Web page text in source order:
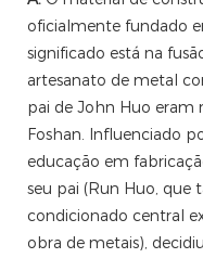
oficialmente fundado
significado está na
artesanato de metal
pai de John Huo eram
Foshan. Influenciado
educação em
seu pai (Run Huo, que
condicionado central
obra de metais),